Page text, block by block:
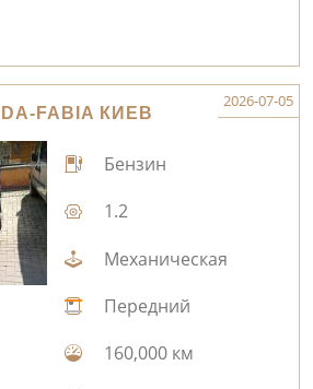
FABIA КИЕВ
2026-07-05
Бензин
1.2
Механическая
Передний
160,000 км